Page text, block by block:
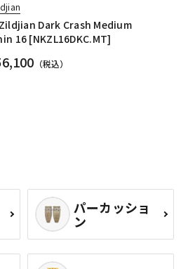
Dark Crash Medium
16 [NKZL16DKC.MT]
（税込）
パーカッショ
ン